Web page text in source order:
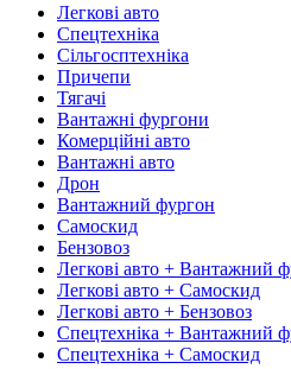
Легкові авто
Спецтехніка
Сільгосптехніка
Причепи
Тягачі
Вантажні фургони
Комерційні авто
Вантажні авто
Дрон
Вантажний фургон
Самоскид
Бензовоз
Легкові авто + Вантажний
Легкові авто + Самоскид
Легкові авто + Бензовоз
Спецтехніка + Вантажний
Спецтехніка + Самоскид